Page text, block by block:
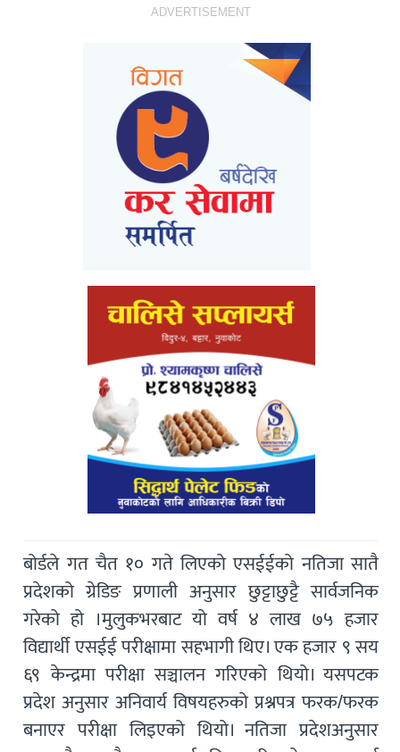
ADVERTISEMENT
बोर्डले गत चैत १० गते लिएको एसईईको नतिजा सातै
प्रदेशको ग्रेडिङ प्रणाली अनुसार छुट्टाछुट्टै सार्वजनिक
गरेको हो ।मुलुकभरबाट यो वर्ष ४ लाख ७५ हजार
विद्यार्थी एसईई परीक्षामा सहभागी थिए। एक हजार ९ सय
६९ केन्द्रमा परीक्षा सञ्चालन गरिएको थियो। यसपटक
प्रदेश अनुसार अनिवार्य विषयहरुको प्रश्नपत्र फरक/फरक
बनाएर परीक्षा लिइएको थियो। नतिजा प्रदेशअनुसार